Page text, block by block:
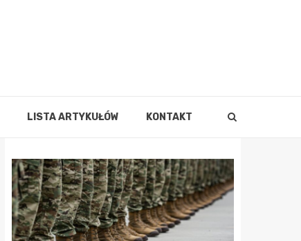
LISTA ARTYKUŁÓW KONTAKT